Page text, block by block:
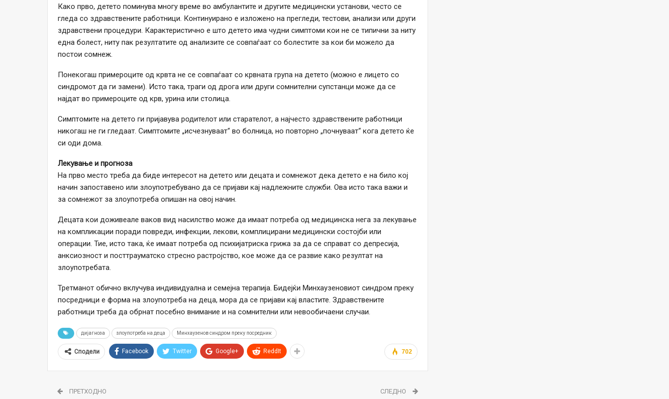
Како прво, детето поминува многу време во амбулантите и другите медицински установи, често се
гледа со здравствените работници. Континуирано е изложено на прегледи, тестови, анализи или други
здравствени процедури. Карактеристично е што детето има чудни симптоми кои не се типични за ниту
една болест, ниту пак резултатите од анализите се совпаѓаат со болестите за кои би можело да
постои сомнеж.
Понекогаш примероците од крвта не се совпаѓаат со крвната група на детето (можно е лицето со
синдромот да ги замени). Исто така, траги од дрога или други сомнителни супстанци може да се
најдат во примероците од крв, урина или столица.
Симптомите на детето ги пријавува родителот или старателот, а најчесто здравствените работници
никогаш не ги гледаат. Симптомите „исчезнуваат“ во болница, но повторно „почнуваат“ кога детето ќе
си оди дома.
Лекување и прогноза
На прво место треба да биде интересот на детето или децата и сомнежот дека детето е на било кој
начин запоставено или злоупотребувано да се пријави кај надлежните служби. Ова исто така важи и
за сомнежот за злоупотреба опишан на овој начин.
Децата кои доживеале ваков вид насилство може да имаат потреба од медицинска нега за лекување
на компликации поради повреди, инфекции, лекови, комплицирани медицински состојби или
операции. Тие, исто така, ќе имаат потреба од психијатриска грижа за да се справат со депресија,
анксиозност и посттрауматско стресно растројство, кое може да се развие како резултат на
злоупотребата.
Третманот обично вклучува индивидуална и семејна терапија. Бидејќи Минхаузеновиот синдром преку
посредници е форма на злоупотреба на деца, мора да се пријави кај властите. Здравствените
работници треба да обрнат посебно внимание и на сомнителни или невообичаени случаи.
дијагноза злоупотреба на деца Минхаузенов синдром преку посредник
702
Сподели Facebook Twitter Google+ ReddIt
ПРЕТХОДНО СЛЕДНО